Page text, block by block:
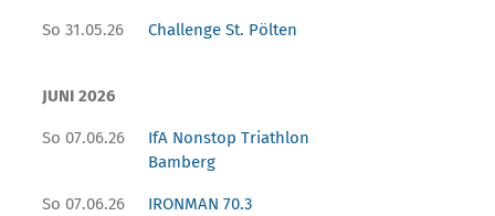
So 31.05.26 Challenge St. Pölten
JUNI 2026
So 07.06.26
IfA Nonstop Triathlon
Bamberg
So 07.06.26
IRONMAN 70.3